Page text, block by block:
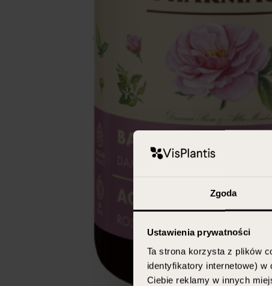
Zgoda
Ustawienia prywatności
Ta strona korzysta z plików
identyfikatory internetowe)
Ciebie reklamy w innych